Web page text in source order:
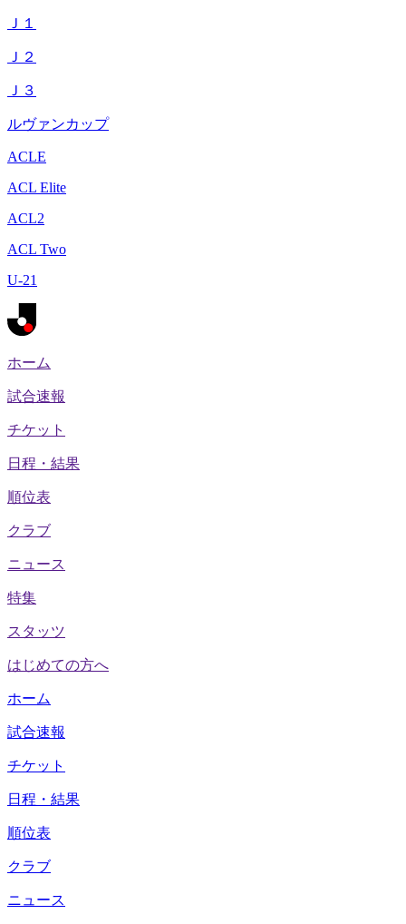
Ｊ１
Ｊ２
Ｊ３
ルヴァンカップ
ACLE
ACL Elite
ACL2
ACL Two
U-21
ホーム
試合速報
チケット
日程・結果
順位表
クラブ
ニュース
特集
スタッツ
はじめての方へ
ホーム
試合速報
チケット
日程・結果
順位表
クラブ
ニュース